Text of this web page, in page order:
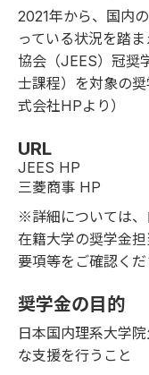
2021年から、国内
っている状況を踏
協会（JEES）冠奨
士課程）を対象の
式会社HPより）
URL
JEES HP
三菱商事 HP
※詳細については、
在籍大学の奨学金
要項等をご確認くだ
奨学金の目的
日本国内理系大学
な支援を行うこと